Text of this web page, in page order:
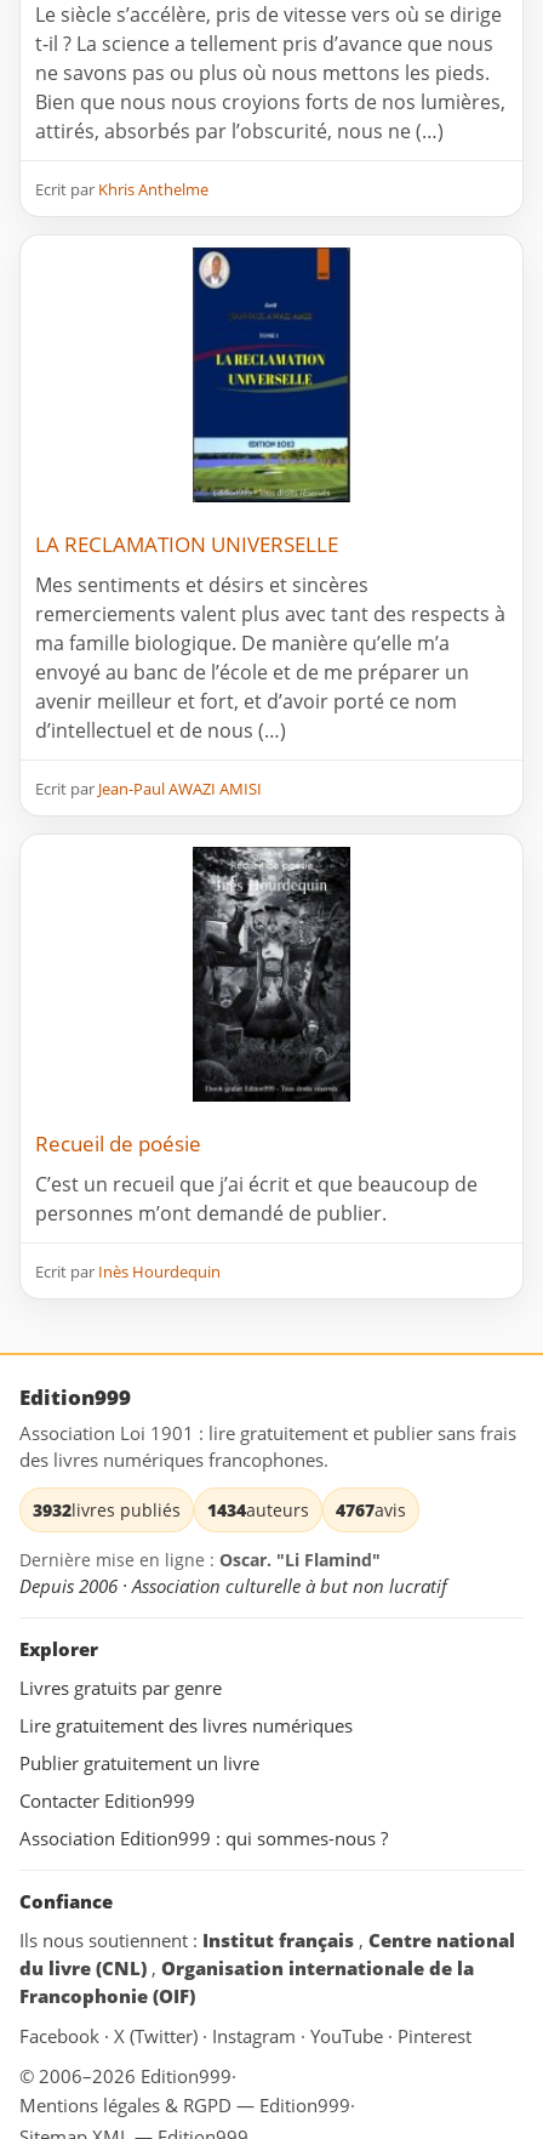
Le siècle s’accélère, pris de vitesse vers où se dirige
t-il ? La science a tellement pris d’avance que nous
ne savons pas ou plus où nous mettons les pieds.
Bien que nous nous croyions forts de nos lumières,
attirés, absorbés par l’obscurité, nous ne (…)
Ecrit par Khris Anthelme
LA RECLAMATION UNIVERSELLE
Mes sentiments et désirs et sincères
remerciements valent plus avec tant des respects à
ma famille biologique. De manière qu’elle m’a
envoyé au banc de l’école et de me préparer un
avenir meilleur et fort, et d’avoir porté ce nom
d’intellectuel et de nous (…)
Ecrit par Jean-Paul AWAZI AMISI
Recueil de poésie
C’est un recueil que j’ai écrit et que beaucoup de
personnes m’ont demandé de publier.
Ecrit par Inès Hourdequin
Edition999
Association Loi 1901 : lire gratuitement et publier sans frais
des livres numériques francophones.
3932livres publiés 1434auteurs 4767avis
Dernière mise en ligne : Oscar. "Li Flamind"
Depuis 2006 · Association culturelle à but non lucratif
Explorer
Livres gratuits par genre
Lire gratuitement des livres numériques
Publier gratuitement un livre
Contacter Edition999
Association Edition999 : qui sommes-nous ?
Confiance
Ils nous soutiennent : Institut français , Centre national
du livre (CNL) , Organisation internationale de la
Francophonie (OIF)
Facebook · X (Twitter) · Instagram · YouTube · Pinterest
© 2006–2026 Edition999·
Mentions légales & RGPD — Edition999·